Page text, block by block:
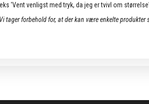
'Vent venligst med tryk, da jeg er tvivl om størrelse'.
Vi tager forbehold for, at der kan være enkelte